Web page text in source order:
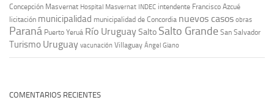
Concepción Masvernat Hospital Masvernat INDEC intendente Francisco Azcué
licitación municipalidad municipalidad de Concordia nuevos casos obras
Paraná Puerto Yeruá Río UruguaySalto Salto Grande San Salvador
Turismo Uruguay vacunación Villaguay Ángel Giano
COMENTARIOS RECIENTES